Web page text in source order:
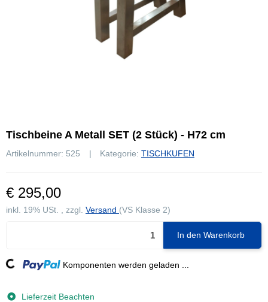
Tischbeine A Metall SET (2 Stück) - H72 cm
Artikelnummer: 525 Kategorie: TISCHKUFEN
€ 295,00
inkl. 19% USt. , zzgl. Versand (VS Klasse 2)
In den Warenkorb
Loading... Komponenten werden geladen ...
Lieferzeit Beachten